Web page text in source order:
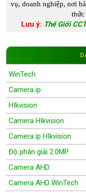
vụ, doanh nghiệp, nơi
Lưu ý: Thế Giới
WinTech
Camera ip
HIkvision
Camera HIkvision
Camera ip HIkvision
Độ phân giải 2.0MP
Camera AHD
Camera AHD WinTech